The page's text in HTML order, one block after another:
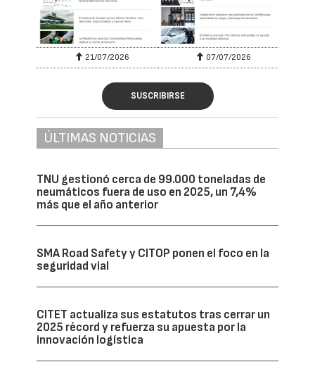
21/07/2026 07/07/2026
SUSCRIBIRSE
ÚLTIMAS NOTICIAS
TNU gestionó cerca de 99.000 toneladas de
neumáticos fuera de uso en 2025, un 7,4%
más que el año anterior
SMA Road Safety y CITOP ponen el foco en la
seguridad vial
CITET actualiza sus estatutos tras cerrar un
2025 récord y refuerza su apuesta por la
innovación logística